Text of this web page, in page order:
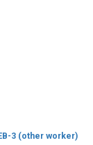
3 (other worker)